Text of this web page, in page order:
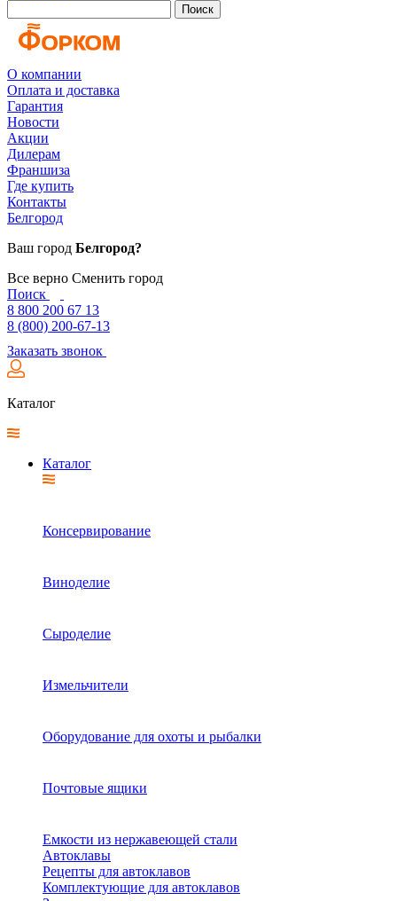
Поиск
О компании
Оплата и доставка
Гарантия
Новости
Акции
Дилерам
Франшиза
Где купить
Контакты
Белгород
Ваш город Белгород?
Все верно Сменить город
Поиск
8 800 200 67 13
8 (800) 200-67-13
Заказать звонок
Каталог
Каталог
Консервирование
Виноделие
Сыроделие
Измельчители
Оборудование для охоты и рыбалки
Почтовые ящики
Емкости из нержавеющей стали
Автоклавы
Рецепты для автоклавов
Комплектующие для автоклавов